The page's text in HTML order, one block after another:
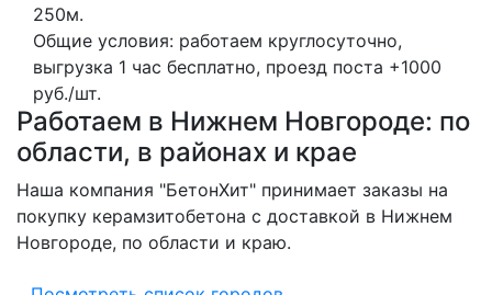
250м.
Общие условия: работаем круглосуточно,
выгрузка 1 час бесплатно, проезд поста +1000
руб./шт.
Работаем в Нижнем Новгороде: по
области, в районах и крае
Наша компания "БетонХит" принимает заказы на
покупку керамзитобетона с доставкой в Нижнем
Новгороде, по области и краю.